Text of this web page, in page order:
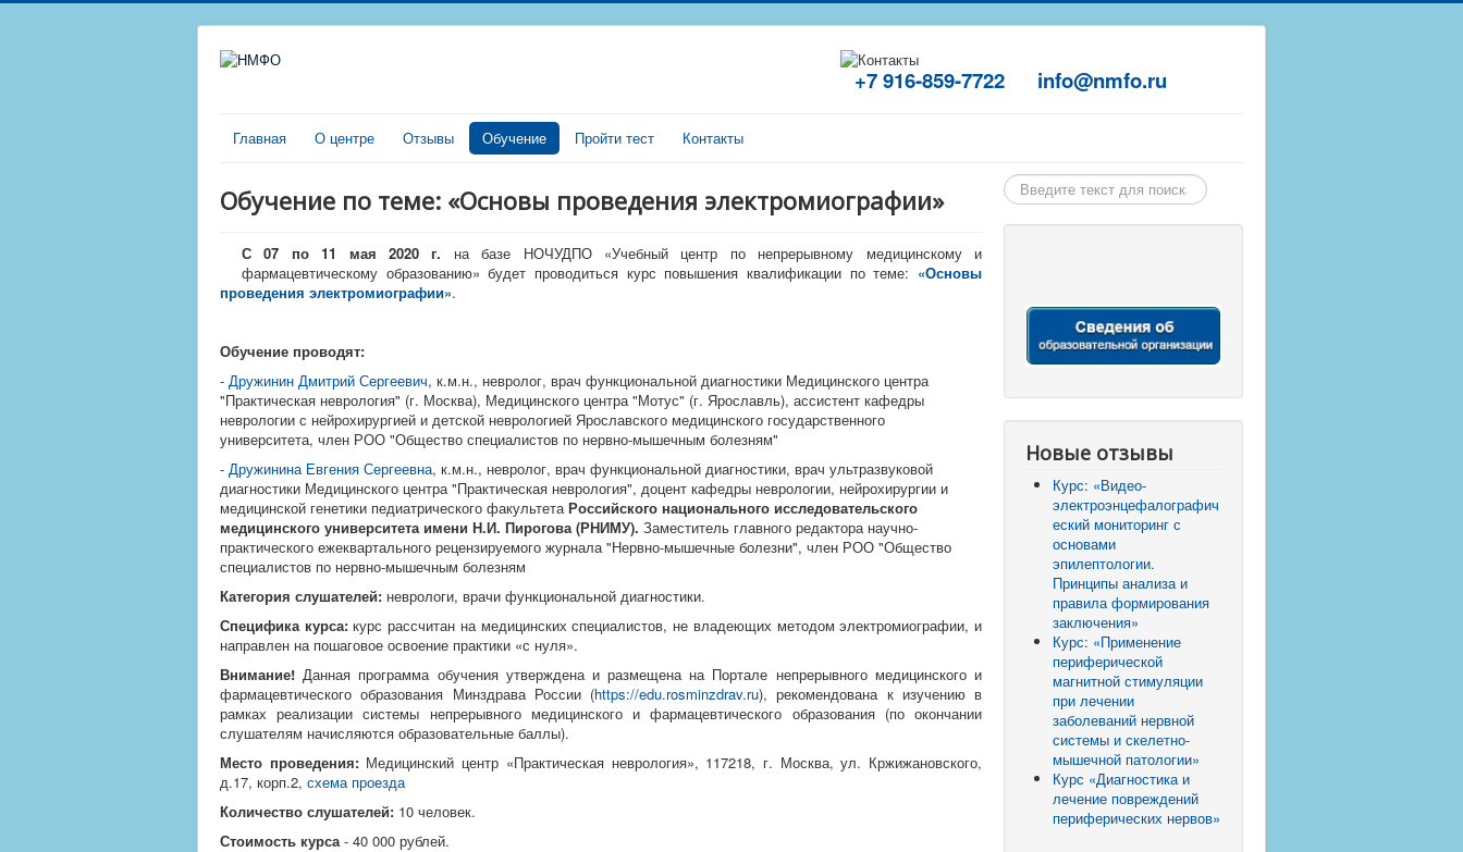
+7 916-859-7722 info@nmfo.ru
Главная О центре Отзывы Обучение Пройти тест Контакты
Обучение по теме: «Основы проведения электромиографии»
С 07 по 11 мая2020 г. на базе НОЧУДПО «Учебный центр по непрерывному медицинскому и
фармацевтическому образованию» будет проводиться курс повышения квалификации по теме: «Основы
проведения электромиографии».
Обучение проводят:
- Дружинин Дмитрий Сергеевич, к.м.н., невролог, врач функциональной диагностики Медицинского центра
"Практическая неврология" (г. Москва), Медицинского центра "Мотус" (г. Ярославль), ассистент кафедры
неврологии с нейрохирургией и детской неврологией Ярославского медицинского государственного
университета, член РОО "Общество специалистов по нервно-мышечным болезням"
- Дружинина Евгения Сергеевна, к.м.н., невролог, врач функциональной диагностики, врач ультразвуковой
диагностики Медицинского центра "Практическая неврология", доцент кафедры неврологии, нейрохирургии и
медицинской генетики педиатрического факультета Российского национального исследовательского
медицинского университета имени Н.И. Пирогова (РНИМУ). Заместитель главного редактора научно-
практического ежеквартального рецензируемого журнала "Нервно-мышечные болезни", член РОО "Общество
специалистов по нервно-мышечным болезням
Категория слушателей: неврологи, врачи функциональной диагностики.
Специфика курса:курс рассчитан на медицинских специалистов, не владеющих методом электромиографии, и
направлен на пошаговое освоение практики «с нуля».
Внимание! Данная программа обучения утверждена и размещена на Портале непрерывного медицинского и
фармацевтического образования Минздрава России (https://edu.rosminzdrav.ru), рекомендована к изучению в
рамках реализации системы непрерывного медицинского и фармацевтического образования (по окончании
слушателям начисляются образовательные баллы).
Место проведения:Медицинский центр «Практическая неврология», 117218, г. Москва, ул. Кржижановского,
д.17, корп.2, схема проезда
Количество слушателей: 10 человек.
Стоимость курса - 40 000 рублей.
Найти
Новые отзывы
Курс: «Видео-
электроэнцефалографич
еский мониторинг с
основами
эпилептологии.
Принципы анализа и
правила формирования
заключения»
Курс: «Применение
периферической
магнитной стимуляции
при лечении
заболеваний нервной
системы и скелетно-
мышечной патологии»
Курс «Диагностика и
лечение повреждений
периферических нервов»